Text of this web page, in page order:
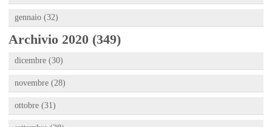
gennaio (32)
Archivio 2020 (349)
dicembre (30)
novembre (28)
ottobre (31)